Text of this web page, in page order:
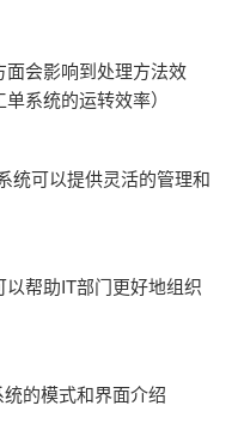
面会影响到处理方法效
系统的运转效率）
统可以提供灵活的管理和
帮助IT部门更好地组织
的模式和界面介绍